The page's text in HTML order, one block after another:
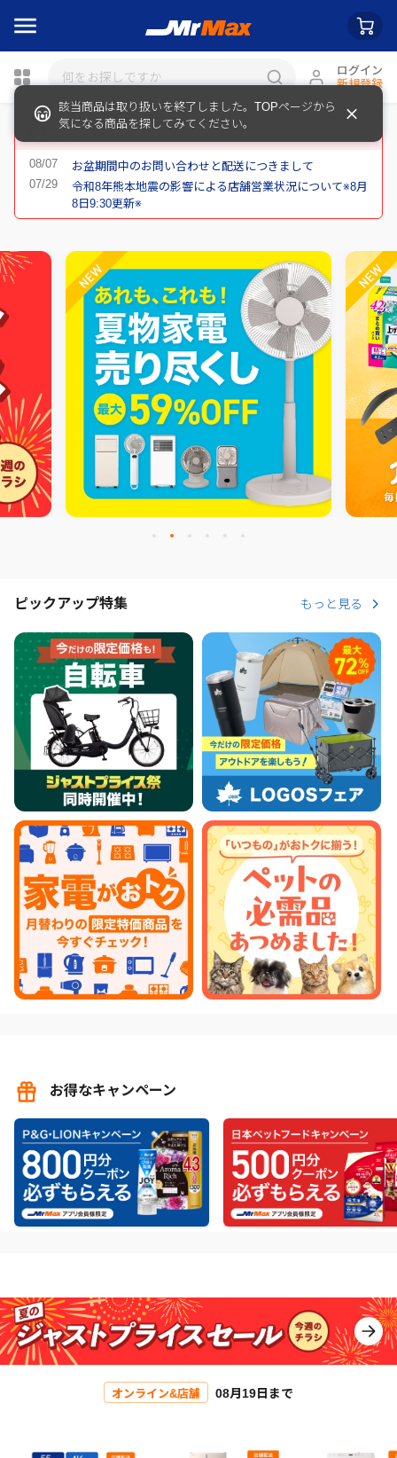
ログイン
新規登録
お盆期間中のお問い合わせと配送につきまして
令和8年熊本地震の影響による店舗営業状況について※8月
8日9:30更新※
ピックアップ特集 もっと見る
お得なキャンペーン
オンライン&店舗 08月19日まで